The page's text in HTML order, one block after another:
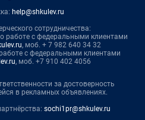
help@shkulev.ru
сотрудничества:
с федеральными клиентами
, моб. + 7 982 640 34 32
с федеральными клиентами
, моб. +7 910 402 4056
за достоверность
в рекламных объявлениях.
sochi1pr@shkulev.ru